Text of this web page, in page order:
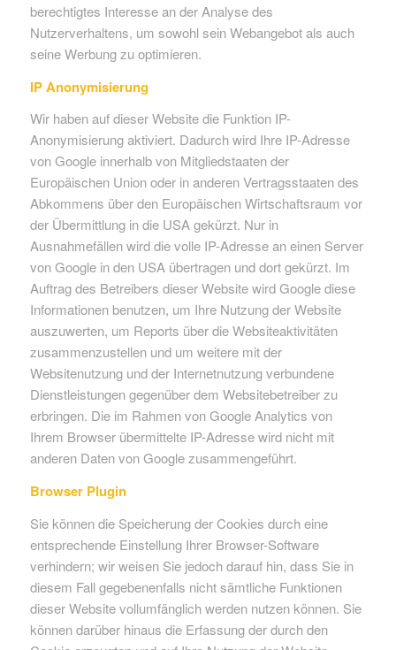
berechtigtes Interesse an der Analyse des
Nutzerverhaltens, um sowohl sein Webangebot als auch
seine Werbung zu optimieren.
IP Anonymisierung
Wir haben auf dieser Website die Funktion IP-
Anonymisierung aktiviert. Dadurch wird Ihre IP-Adresse
von Google innerhalb von Mitgliedstaaten der
Europäischen Union oder in anderen Vertragsstaaten des
Abkommens über den Europäischen Wirtschaftsraum vor
der Übermittlung in die USA gekürzt. Nur in
Ausnahmefällen wird die volle IP-Adresse an einen Server
von Google in den USA übertragen und dort gekürzt. Im
Auftrag des Betreibers dieser Website wird Google diese
Informationen benutzen, um Ihre Nutzung der Website
auszuwerten, um Reports über die Websiteaktivitäten
zusammenzustellen und um weitere mit der
Websitenutzung und der Internetnutzung verbundene
Dienstleistungen gegenüber dem Websitebetreiber zu
erbringen. Die im Rahmen von Google Analytics von
Ihrem Browser übermittelte IP-Adresse wird nicht mit
anderen Daten von Google zusammengeführt.
Browser Plugin
Sie können die Speicherung der Cookies durch eine
entsprechende Einstellung Ihrer Browser-Software
verhindern; wir weisen Sie jedoch darauf hin, dass Sie in
diesem Fall gegebenenfalls nicht sämtliche Funktionen
dieser Website vollumfänglich werden nutzen können. Sie
können darüber hinaus die Erfassung der durch den